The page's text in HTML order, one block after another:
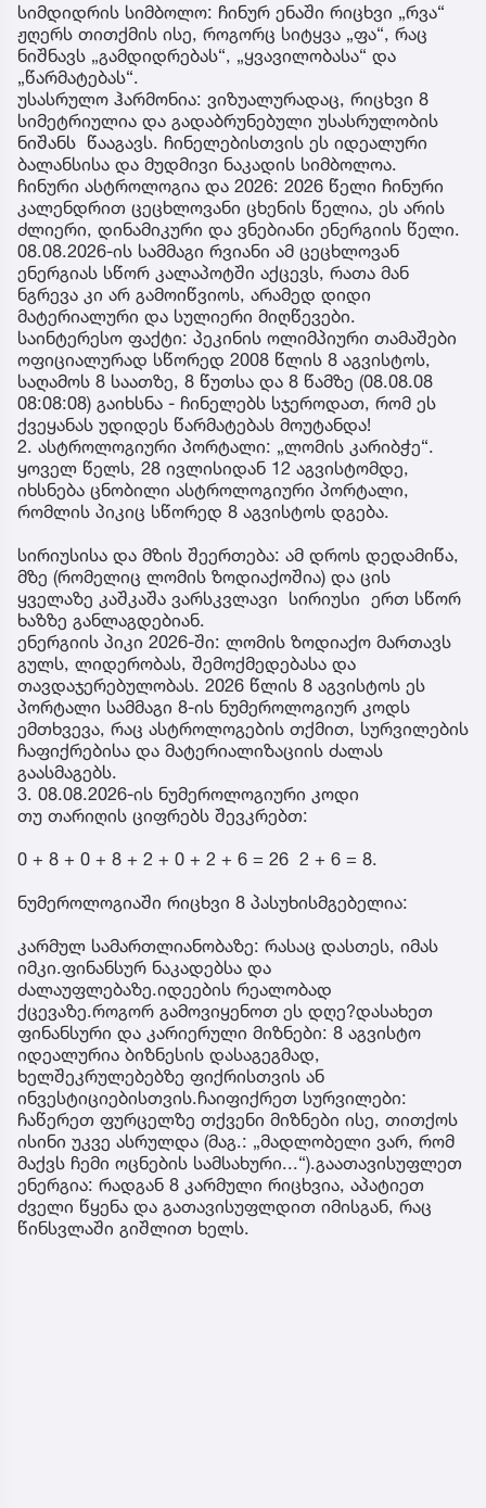
სიმდიდრის სიმბოლო: ჩინურ ენაში რიცხვი „რვა“
ჟღერს თითქმის ისე, როგორც სიტყვა „ფა“, რაც
ნიშნავს „გამდიდრებას“, „ყვავილობასა“ და
„წარმატებას“.
უსასრულო ჰარმონია: ვიზუალურადაც, რიცხვი 8
სიმეტრიულია და გადაბრუნებული უსასრულობის
ნიშანს წააგავს. ჩინელებისთვის ეს იდეალური
ბალანსისა და მუდმივი ნაკადის სიმბოლოა.
ჩინური ასტროლოგია და 2026: 2026 წელი ჩინური
კალენდრით ცეცხლოვანი ცხენის წელია, ეს არის
ძლიერი, დინამიკური და ვნებიანი ენერგიის წელი.
08.08.2026-ის სამმაგი რვიანი ამ ცეცხლოვან
ენერგიას სწორ კალაპოტში აქცევს, რათა მან
ნგრევა კი არ გამოიწვიოს, არამედ დიდი
მატერიალური და სულიერი მიღწევები.
საინტერესო ფაქტი: პეკინის ოლიმპიური თამაშები
ოფიციალურად სწორედ 2008 წლის 8 აგვისტოს,
საღამოს 8 საათზე, 8 წუთსა და 8 წამზე (08.08.08
08:08:08) გაიხსნა - ჩინელებს სჯეროდათ, რომ ეს
ქვეყანას უდიდეს წარმატებას მოუტანდა!
2. ასტროლოგიური პორტალი: „ლომის კარიბჭე“.
ყოველ წელს, 28 ივლისიდან 12 აგვისტომდე,
იხსნება ცნობილი ასტროლოგიური პორტალი,
რომლის პიკიც სწორედ 8 აგვისტოს დგება.
სირიუსისა და მზის შეერთება: ამ დროს დედამიწა,
მზე (რომელიც ლომის ზოდიაქოშია) და ცის
ყველაზე კაშკაშა ვარსკვლავი სირიუსი ერთ სწორ
ხაზზე განლაგდებიან.
ენერგიის პიკი 2026-ში: ლომის ზოდიაქო მართავს
გულს, ლიდერობას, შემოქმედებასა და
თავდაჯერებულობას. 2026 წლის 8 აგვისტოს ეს
პორტალი სამმაგი 8-ის ნუმეროლოგიურ კოდს
ემთხვევა, რაც ასტროლოგების თქმით, სურვილების
ჩაფიქრებისა და მატერიალიზაციის ძალას
გაასმაგებს.
3. 08.08.2026-ის ნუმეროლოგიური კოდი
თუ თარიღის ციფრებს შევკრებთ:
0 + 8 + 0 + 8 + 2 + 0 + 2 + 6 = 26 2 + 6 = 8.
ნუმეროლოგიაში რიცხვი 8 პასუხისმგებელია:
კარმულ სამართლიანობაზე: რასაც დასთეს, იმას
იმკი.ფინანსურ ნაკადებსა და
ძალაუფლებაზე.იდეების რეალობად
ქცევაზე.როგორ გამოვიყენოთ ეს დღე?დასახეთ
ფინანსური და კარიერული მიზნები: 8 აგვისტო
იდეალურია ბიზნესის დასაგეგმად,
ხელშეკრულებებზე ფიქრისთვის ან
ინვესტიციებისთვის.ჩაიფიქრეთ სურვილები:
ჩაწერეთ ფურცელზე თქვენი მიზნები ისე, თითქოს
ისინი უკვე ასრულდა (მაგ.: „მადლობელი ვარ, რომ
მაქვს ჩემი ოცნების სამსახური...“).გაათავისუფლეთ
ენერგია: რადგან 8 კარმული რიცხვია, აპატიეთ
ძველი წყენა და გათავისუფლდით იმისგან, რაც
წინსვლაში გიშლით ხელს.